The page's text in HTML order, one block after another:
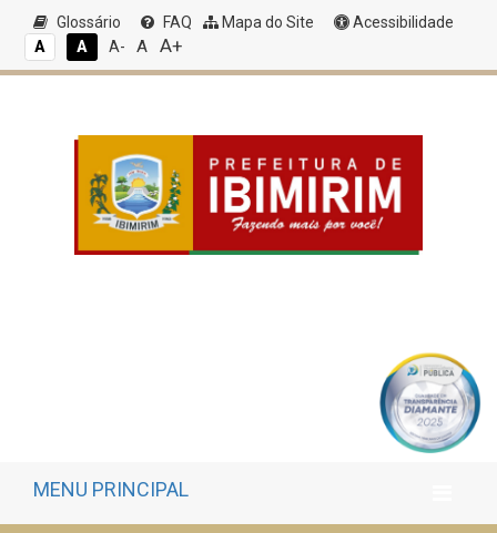
Glossário FAQ Mapa do Site
Acessibilidade
A
A A- A A+
MENU PRINCIPAL